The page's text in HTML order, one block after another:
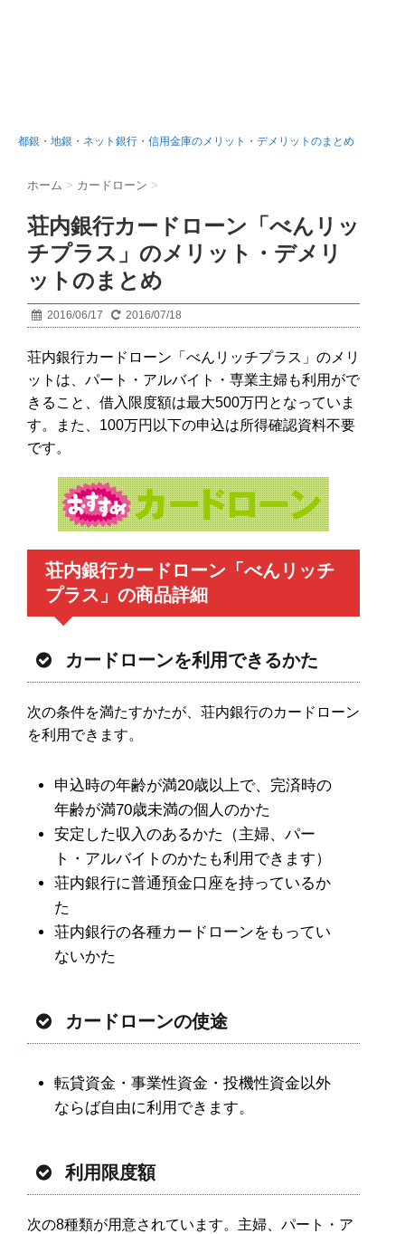
都銀・地銀・ネット銀行・信用金庫のメリット・デメリットのまとめ
ホーム > カードローン >
荘内銀行カードローン「べんリッ
チプラス」のメリット・デメリ
ットのまとめ
2016/06/17 2016/07/18
荘内銀行カードローン「べんリッチプラス」のメリ
ットは、パート・アルバイト・専業主婦も利用がで
きること、借入限度額は最大500万円となっていま
す。また、100万円以下の申込は所得確認資料不要
です。
荘内銀行カードローン「べんリッチ
プラス」の商品詳細
カードローンを利用できるかた
次の条件を満たすかたが、荘内銀行のカードローン
を利用できます。
申込時の年齢が満20歳以上で、完済時の
年齢が満70歳未満の個人のかた
安定した収入のあるかた（主婦、パー
ト・アルバイトのかたも利用できます）
荘内銀行に普通預金口座を持っているか
た
荘内銀行の各種カードローンをもってい
ないかた
カードローンの使途
転貸資金・事業性資金・投機性資金以外
ならば自由に利用できます。
利用限度額
次の8種類が用意されています。主婦、パート・ア